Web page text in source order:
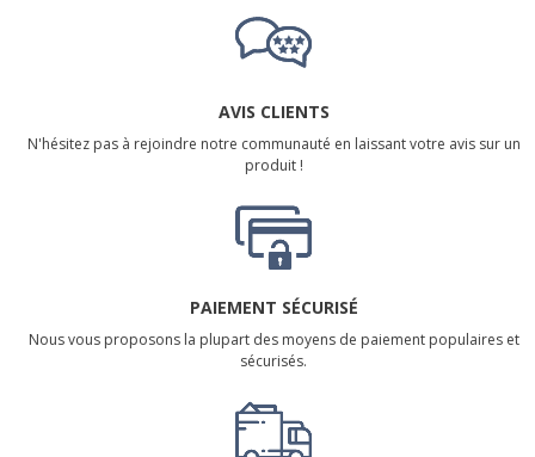
AVIS CLIENTS
N'hésitez pas à rejoindre notre communauté en laissant votre avis sur un
produit !
PAIEMENT SÉCURISÉ
Nous vous proposons la plupart des moyens de paiement populaires et
sécurisés.